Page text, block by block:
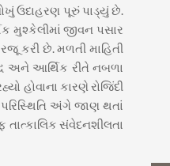
ઉદાહરણ પૂરું પાડ્યું છે.
મુશ્કેલીમાં જીવન પસાર
કરી છે. મળતી માહિતી
અને આર્થિક રીતે નબળા
હોવાના કારણે રોજિંદી
અંગે જાણ થતાં
તાત્કાલિક સંવેદનશીલતા